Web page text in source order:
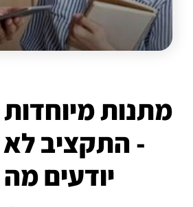
מתנות
- התקציב
יודעים מה